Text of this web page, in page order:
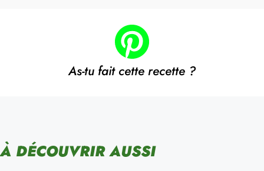
As-tu fait cette recette ?
À DÉCOUVRIR AUSSI